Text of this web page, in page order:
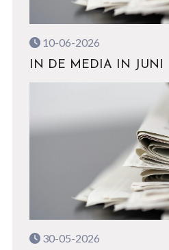
10-06-2026
IN DE MEDIA IN JUNI
30-05-2026